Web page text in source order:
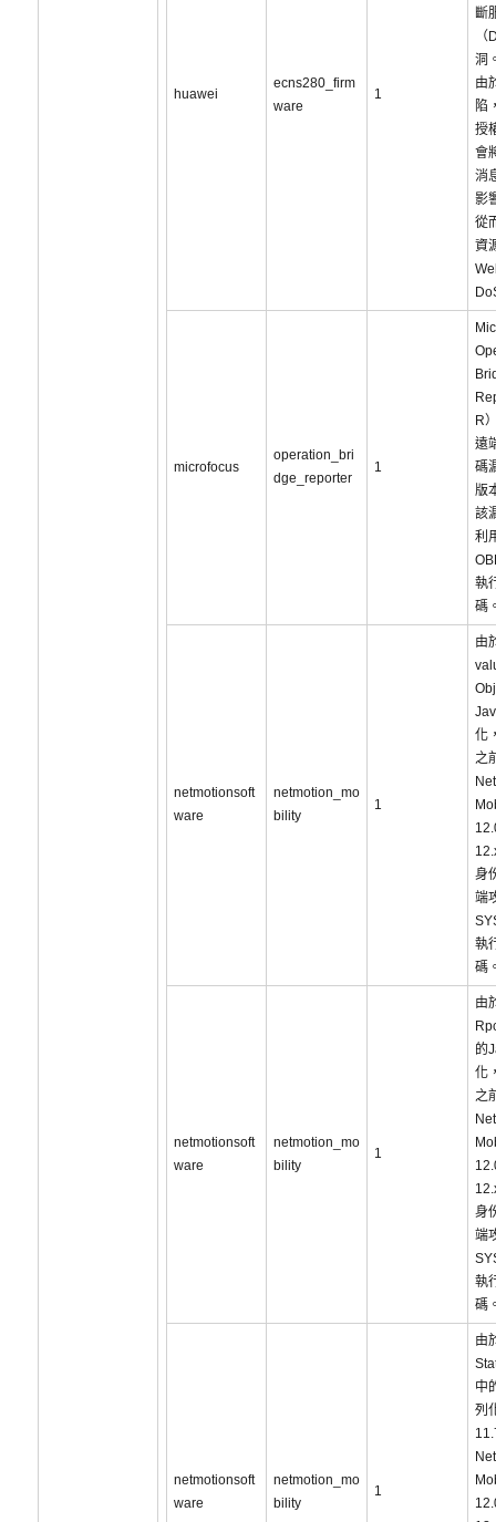
huawei
ecns280_firm
ware
1
斷
洞
由
陷
授
會
消
影
從
資
microfocus
operation_bri
dge_reporter
1
R
遠
碼
版
該
利
執
碼
netmotionsoft
ware
netmotion_mo
bility
1
由
化
之
身
端
執
碼
netmotionsoft
ware
netmotion_mo
bility
1
由
的
化
之
身
端
執
碼
netmotionsoft
ware
netmotion_mo
bility
1
由
中
列